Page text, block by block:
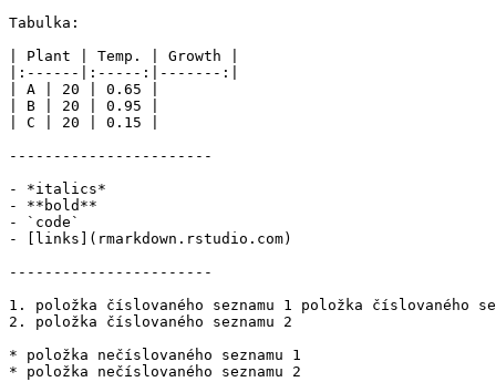
Tabulka:
| Plant | Temp. | Growth |
|:------|:-----:|-------:|
| A | 20 | 0.65 |
| B | 20 | 0.95 |
| C | 20 | 0.15 |
-----------------------
- *italics*
- **bold**
- `code`
- [links](rmarkdown.rstudio.com)
-----------------------
1. položka číslovaného seznamu 1 položka číslovaného
2. položka číslovaného seznamu 2
* položka nečíslovaného seznamu 1
* položka nečíslovaného seznamu 2